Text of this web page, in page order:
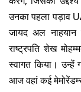
उनका पहला पड़ाव
जायद अल
राष्ट्रपति शेख
स्वागत किया। उन्हें
आज वहां कई